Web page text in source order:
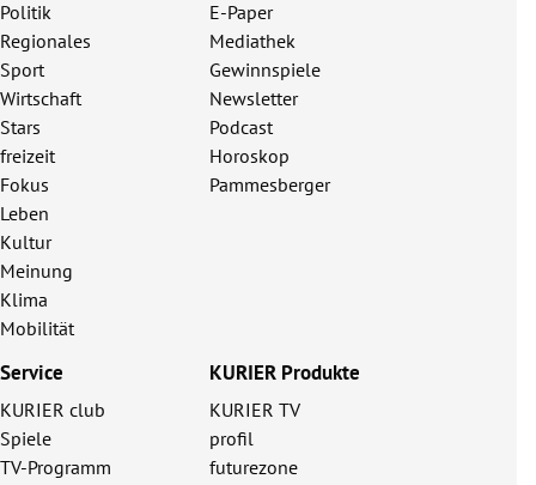
Politik
Regionales
Sport
Wirtschaft
Stars
freizeit
Fokus
Leben
Kultur
Meinung
Klima
Mobilität
E-Paper
Mediathek
Gewinnspiele
Newsletter
Podcast
Horoskop
Pammesberger
Service
KURIER club
Spiele
TV-Programm
KURIER Produkte
KURIER TV
profil
futurezone